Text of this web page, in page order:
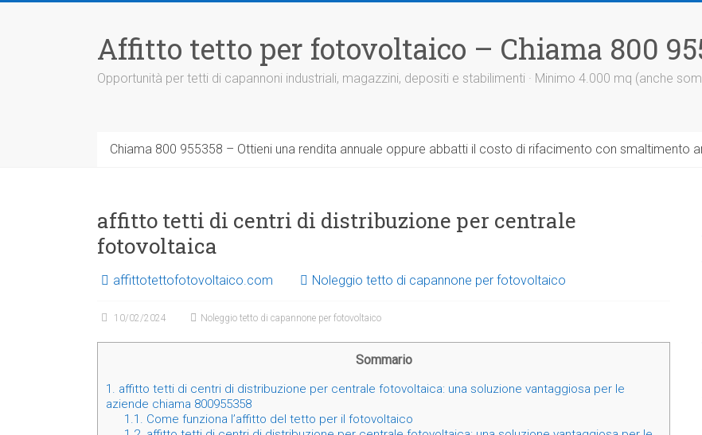
Affitto tetto per fotovoltaico – Chiama 800
Opportunità per tetti di capannoni industriali, magazzini, depositi e stabilimenti · Minimo 4.000 mq (anche
Chiama 800 955358 – Ottieni una rendita annuale oppure abbatti il costo di rifacimento con smaltimento
affitto tetti di centri di distribuzione per centrale
fotovoltaica
affittotettofotovoltaico.com Noleggio tetto di capannone per fotovoltaico
10/02/2024 Noleggio tetto di capannone per fotovoltaico
Sommario
1. affitto tetti di centri di distribuzione per centrale fotovoltaica: una soluzione vantaggiosa per le
aziende chiama 800955358
1.1. Come funziona l’affitto del tetto per il fotovoltaico